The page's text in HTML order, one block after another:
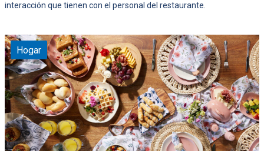
interacción que tienen con el personal del restaurante.
Hogar